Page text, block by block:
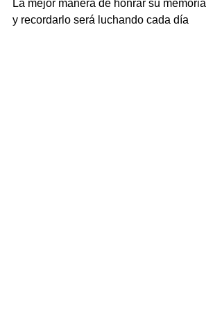
La mejor manera de honrar su memoria
y recordarlo será luchando cada día